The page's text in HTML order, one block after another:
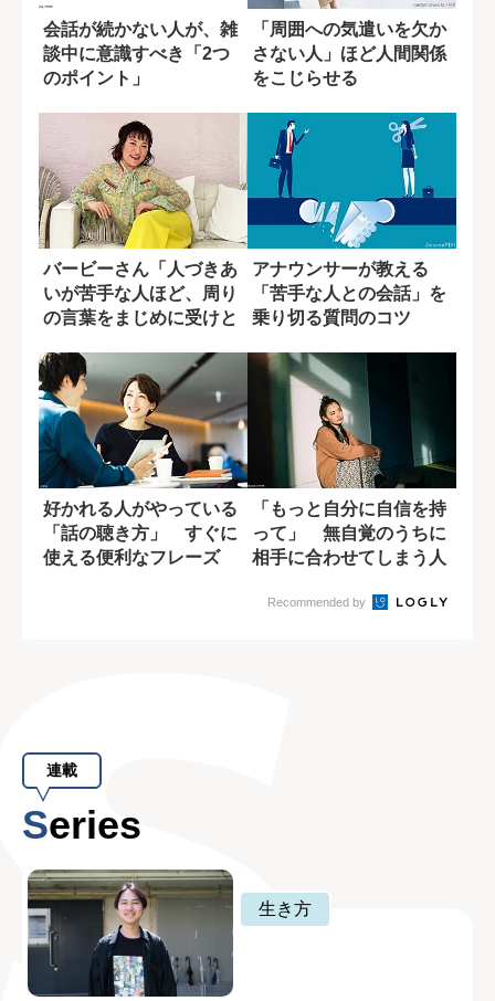
会話が続かない人が、雑
談中に意識すべき「2つ
のポイント」
「周囲への気遣いを欠か
さない人」ほど人間関係
をこじらせる
バービーさん「人づきあ
いが苦手な人ほど、周り
の言葉をまじめに受けと
アナウンサーが教える
「苦手な人との会話」を
乗り切る質問のコツ
好かれる人がやっている
「話の聴き方」 すぐに
使える便利なフレーズ
「もっと自分に自信を持
って」 無自覚のうちに
相手に合わせてしまう人
Recommended by
連載
Series
生き方